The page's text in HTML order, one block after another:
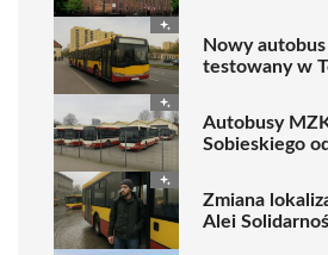
Nowy
testowany w
Autobusy
Sobieskiego
Zmiana
Alei